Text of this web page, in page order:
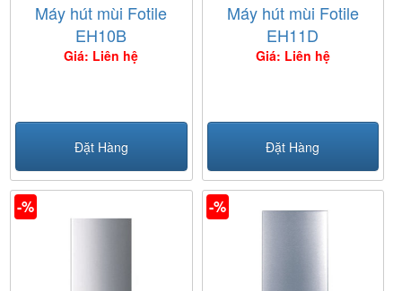
Máy hút mùi Fotile
EH10B
Giá: Liên hệ
Đặt Hàng
Máy hút mùi Fotile
EH11D
Giá: Liên hệ
Đặt Hàng
-% -%